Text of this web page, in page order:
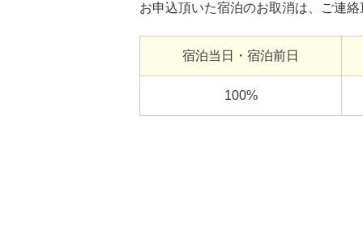
お申込頂いた宿泊のお取消は、ご連
宿泊当日・宿泊前日
100%